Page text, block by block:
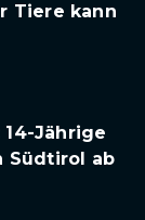
Tiere kann
Jährige
Südtirol ab